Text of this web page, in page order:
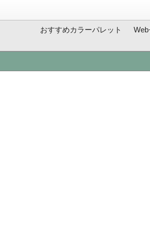
おすすめカラーパレット